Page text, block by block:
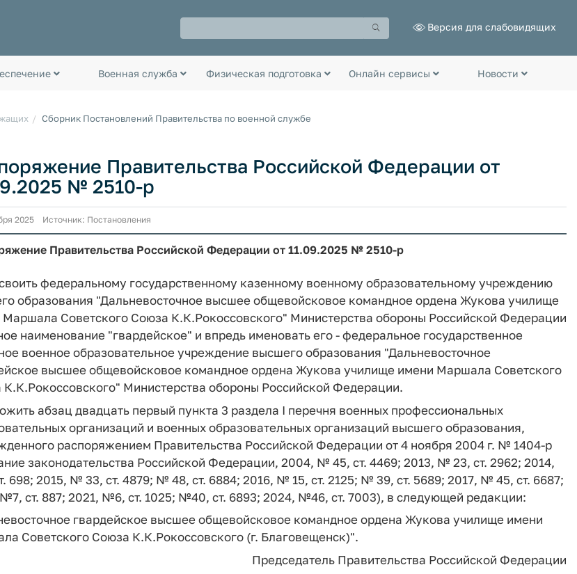
Версия для слабовидящих
Военная служба Физическая подготовка Онлайн сервисы Новости
Сборник Постановлений Правительства по военной службе
Правительства Российской Федерации от
№ 2510-р
2025 Источник: Постановления
Правительства Российской Федерации от 11.09.2025 № 2510-р
федеральному государственному казенному военному образовательному учреждению
образования "Дальневосточное высшее общевойсковое командное ордена Жукова училище
Советского Союза К.К.Рокоссовского" Министерства обороны Российской Федерации
наименование "гвардейское" и впредь именовать его - федеральное государственное
военное образовательное учреждение высшего образования "Дальневосточное
высшее общевойсковое командное ордена Жукова училище имени Маршала Советского
Министерства обороны Российской Федерации.
абзац двадцать первый пункта 3 раздела I перечня военных профессиональных
организаций и военных образовательных организаций высшего образования,
распоряжением Правительства Российской Федерации от 4 ноября 2004 г. № 1404-р
законодательства Российской Федерации, 2004, № 45, ст. 4469; 2013, № 23, ст. 2962; 2014,
698; 2015, № 33, ст. 4879; № 48, ст. 6884; 2016, № 15, ст. 2125; № 39, ст. 5689; 2017, № 45, ст. 6687;
ст. 887; 2021, №6, ст. 1025; №40, ст. 6893; 2024, №46, ст. 7003), в следующей редакции:
гвардейское высшее общевойсковое командное ордена Жукова училище имени
Советского Союза К.К.Рокоссовского (г. Благовещенск)".
Председатель Правительства Российской Федерации